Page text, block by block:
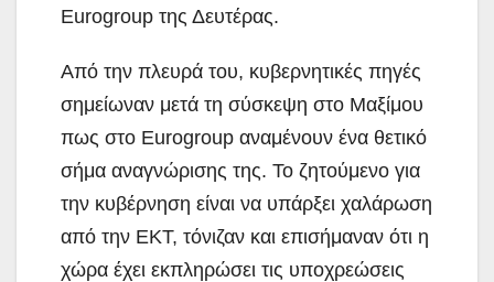
Eurogroup της Δευτέρας.
Από την πλευρά του, κυβερνητικές πηγές
σημείωναν μετά τη σύσκεψη στο Μαξίμου
πως στο Eurogroup αναμένουν ένα θετικό
σήμα αναγνώρισης της. Το ζητούμενο για
την κυβέρνηση είναι να υπάρξει χαλάρωση
από την ΕΚΤ, τόνιζαν και επισήμαναν ότι η
χώρα έχει εκπληρώσει τις υποχρεώσεις